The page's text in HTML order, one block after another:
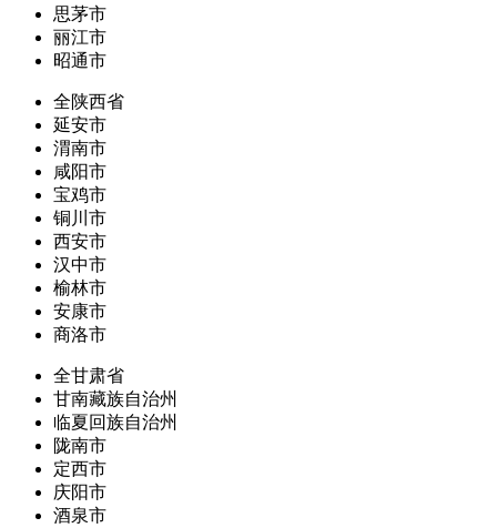
思茅市
丽江市
昭通市
全陕西省
延安市
渭南市
咸阳市
宝鸡市
铜川市
西安市
汉中市
榆林市
安康市
商洛市
全甘肃省
甘南藏族自治州
临夏回族自治州
陇南市
定西市
庆阳市
酒泉市